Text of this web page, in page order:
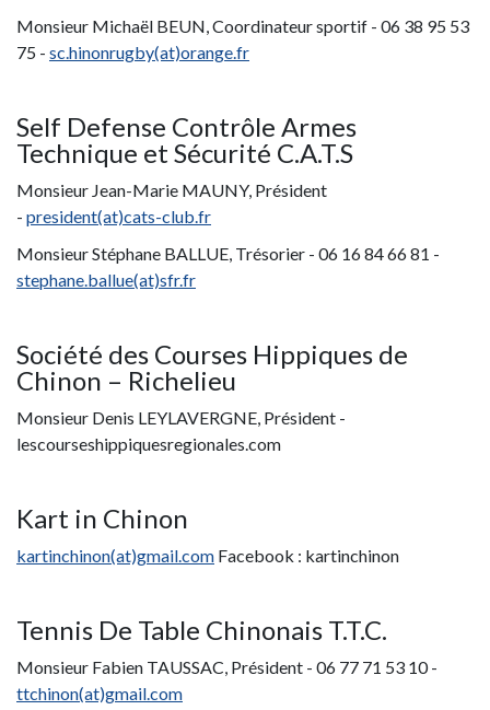
Monsieur Michaël BEUN, Coordinateur sportif - 06 38 95 53
75 - sc.hinonrugby(at)orange.fr
Self Defense Contrôle Armes
Technique et Sécurité C.A.T.S
Monsieur Jean-Marie MAUNY, Président
- president(at)cats-club.fr
Monsieur Stéphane BALLUE, Trésorier - 06 16 84 66 81 -
stephane.ballue(at)sfr.fr
Société des Courses Hippiques de
Chinon – Richelieu
Monsieur Denis LEYLAVERGNE, Président -
lescourseshippiquesregionales.com
Kart in Chinon
kartinchinon(at)gmail.com Facebook : kartinchinon
Tennis De Table Chinonais T.T.C.
Monsieur Fabien TAUSSAC, Président - 06 77 71 53 10 -
ttchinon(at)gmail.com